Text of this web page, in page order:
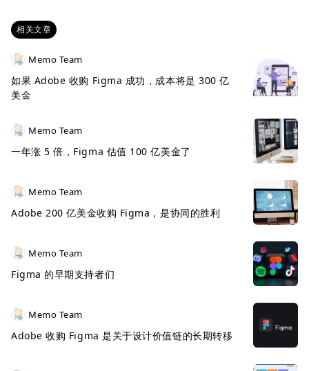
心情结束了这一章，因为设计行业的状况比以往
任何时候都更加强大。
InVision 创立于 2012 年，总共融了 3.5 亿美金，在
2017 年就已经是一家估值 10 亿美金的独角兽了，
2018 年完成 1.15 亿美金的 F 轮后估值达到了19 亿
美金。也是在这一年，InVision 的
ARR 突破了 1 亿
美金。
InVision 的这个结局，很多人认为是 Figma 带来的，
不过曾经在 InVision 工作过的一位前员工 Jess
Meher 发文认为，InVision 的失败并不是因为
Figma：
相关文章
Memo Team
如果 Adobe 收购 Figma 成功，成本将是 300 亿
美金
Memo Team
一年涨 5 倍，Figma 估值 100 亿美金了
Memo Team
Adobe 200 亿美金收购 Figma，是协同的胜利
Memo Team
Figma 的早期支持者们
Memo Team
Adobe 收购 Figma 是关于设计价值链的长期转移